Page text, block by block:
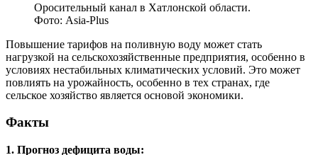
Оросительный канал в Хатлонской области.
Фото: Asia-Plus
Повышение тарифов на поливную воду может стать
нагрузкой на сельскохозяйственные предприятия, особенно в
условиях нестабильных климатических условий. Это может
повлиять на урожайность, особенно в тех странах, где
сельское хозяйство является основой экономики.
Факты
1. Прогноз дефицита воды: